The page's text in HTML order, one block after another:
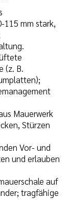
115 mm stark,
(z. B.
Mauerwerk
Stürzen
Vor- und
und erlauben
auf
tragfähige